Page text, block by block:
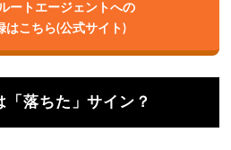
ートエージェントへの
はこちら(公式サイト)
落ちた」サイン？